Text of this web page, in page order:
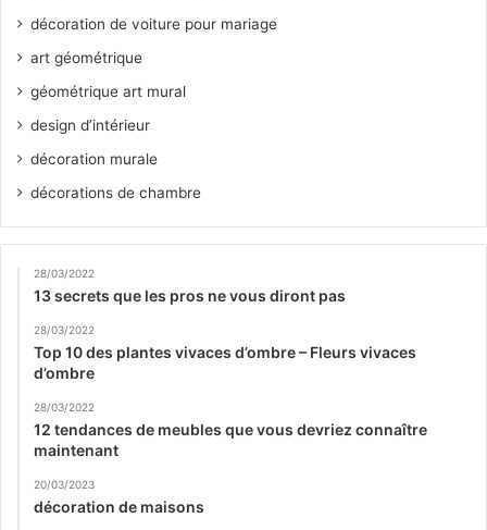
décoration de voiture pour mariage
art géométrique
géométrique art mural
design d’intérieur
décoration murale
décorations de chambre
28/03/2022
13 secrets que les pros ne vous diront pas
28/03/2022
Top 10 des plantes vivaces d’ombre – Fleurs vivaces
d’ombre
28/03/2022
12 tendances de meubles que vous devriez connaître
maintenant
20/03/2023
décoration de maisons